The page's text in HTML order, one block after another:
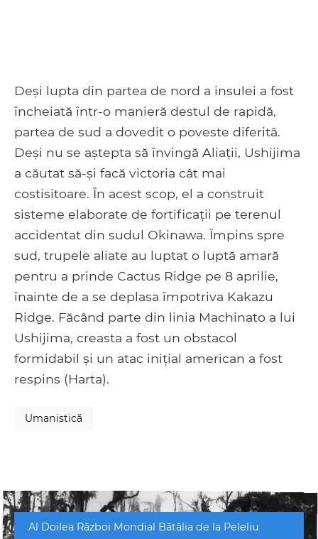
Deși lupta din partea de nord a insulei a fost
încheiată într-o manieră destul de rapidă,
partea de sud a dovedit o poveste diferită.
Deși nu se aștepta să învingă Aliații, Ushijima
a căutat să-și facă victoria cât mai
costisitoare. În acest scop, el a construit
sisteme elaborate de fortificații pe terenul
accidentat din sudul Okinawa. Împins spre
sud, trupele aliate au luptat o luptă amară
pentru a prinde Cactus Ridge pe 8 aprilie,
înainte de a se deplasa împotriva Kakazu
Ridge. Făcând parte din linia Machinato a lui
Ushijima, creasta a fost un obstacol
formidabil și un atac inițial american a fost
respins (Harta).
Umanistică
Al Doilea Război Mondial Bătălia de la Peleliu